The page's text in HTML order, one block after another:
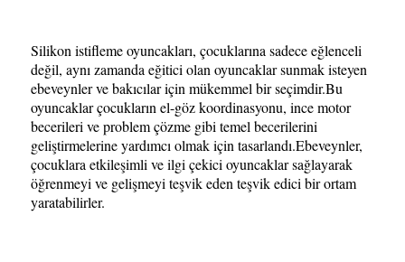
Silikon istifleme oyuncakları, çocuklarına sadece eğlenceli
değil, aynı zamanda eğitici olan oyuncaklar sunmak isteyen
ebeveynler ve bakıcılar için mükemmel bir seçimdir.Bu
oyuncaklar çocukların el-göz koordinasyonu, ince motor
becerileri ve problem çözme gibi temel becerilerini
geliştirmelerine yardımcı olmak için tasarlandı.Ebeveynler,
çocuklara etkileşimli ve ilgi çekici oyuncaklar sağlayarak
öğrenmeyi ve gelişmeyi teşvik eden teşvik edici bir ortam
yaratabilirler.